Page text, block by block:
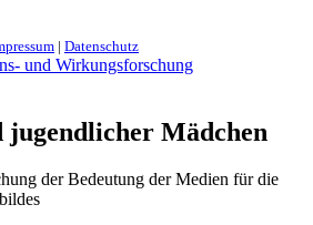
| Datenschutz
und Wirkungsforschung
Mädchen
der Bedeutung der Medien für die